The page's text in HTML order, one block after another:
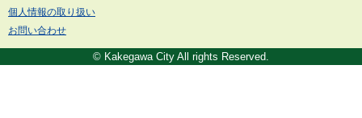
個人情報の取り扱い
お問い合わせ
© Kakegawa City All rights Reserved.